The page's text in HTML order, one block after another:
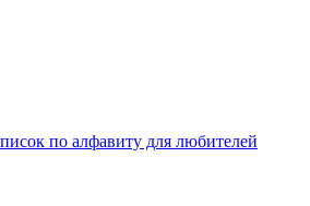
по алфавиту для любителей